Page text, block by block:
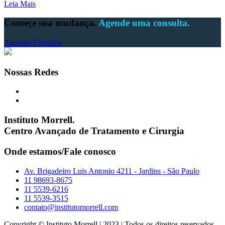
Leia Mais
Começe sua mudança. Agende uma consulta.
Agendar Consulta
Nossas Redes
Instituto Morrell.
Centro Avançado de Tratamento e Cirurgia
Onde estamos/Fale conosco
Av. Brigadeiro Luis Antonio 4211 - Jardins - São Paulo
11 98693-8675
11 5539-6216
11 5539-3515
contato@institutomorrell.com